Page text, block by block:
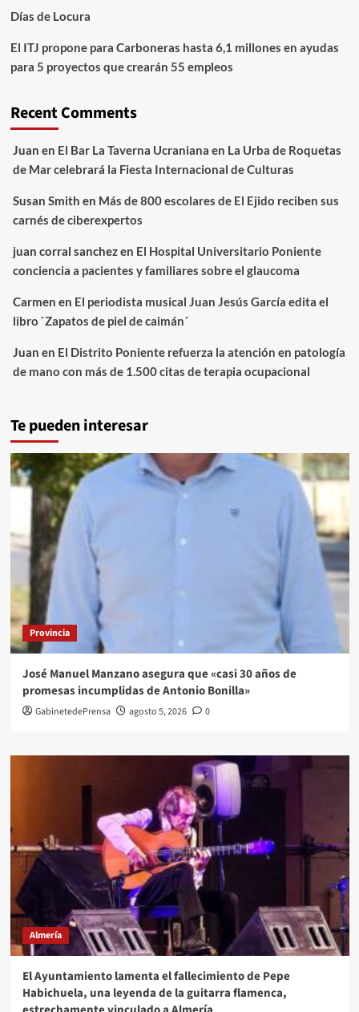
Días de Locura
El ITJ propone para Carboneras hasta 6,1 millones en ayudas
para 5 proyectos que crearán 55 empleos
Recent Comments
Juan en El Bar La Taverna Ucraniana en La Urba de Roquetas
de Mar celebrará la Fiesta Internacional de Culturas
Susan Smith en Más de 800 escolares de El Ejido reciben sus
carnés de ciberexpertos
juan corral sanchezen El Hospital Universitario Poniente
conciencia a pacientes y familiares sobre el glaucoma
Carmen en El periodista musical Juan Jesús García edita el
libro `Zapatos de piel de caimán´
Juan en El Distrito Poniente refuerza la atención en patología
de mano con más de 1.500 citas de terapia ocupacional
Te pueden interesar
Provincia
José Manuel Manzano asegura que «casi 30 años de
promesas incumplidas de Antonio Bonilla»
GabinetedePrensa agosto 5, 2026 0
Almería
El Ayuntamiento lamenta el fallecimiento de Pepe
Habichuela, una leyenda de la guitarra flamenca,